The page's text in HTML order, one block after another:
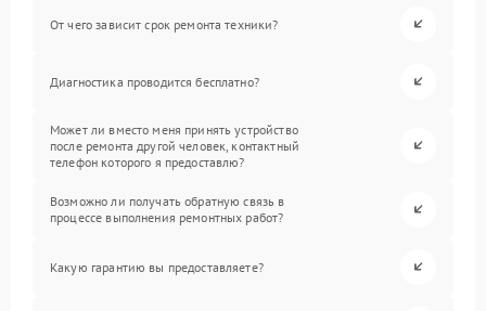
От чего зависит срок ремонта техники?
Диагностика проводится бесплатно?
Может ли вместо меня принять устройство
после ремонта другой человек, контактный
телефон которого я предоставлю?
Возможно ли получать обратную связь в
процессе выполнения ремонтных работ?
Какую гарантию вы предоставляете?